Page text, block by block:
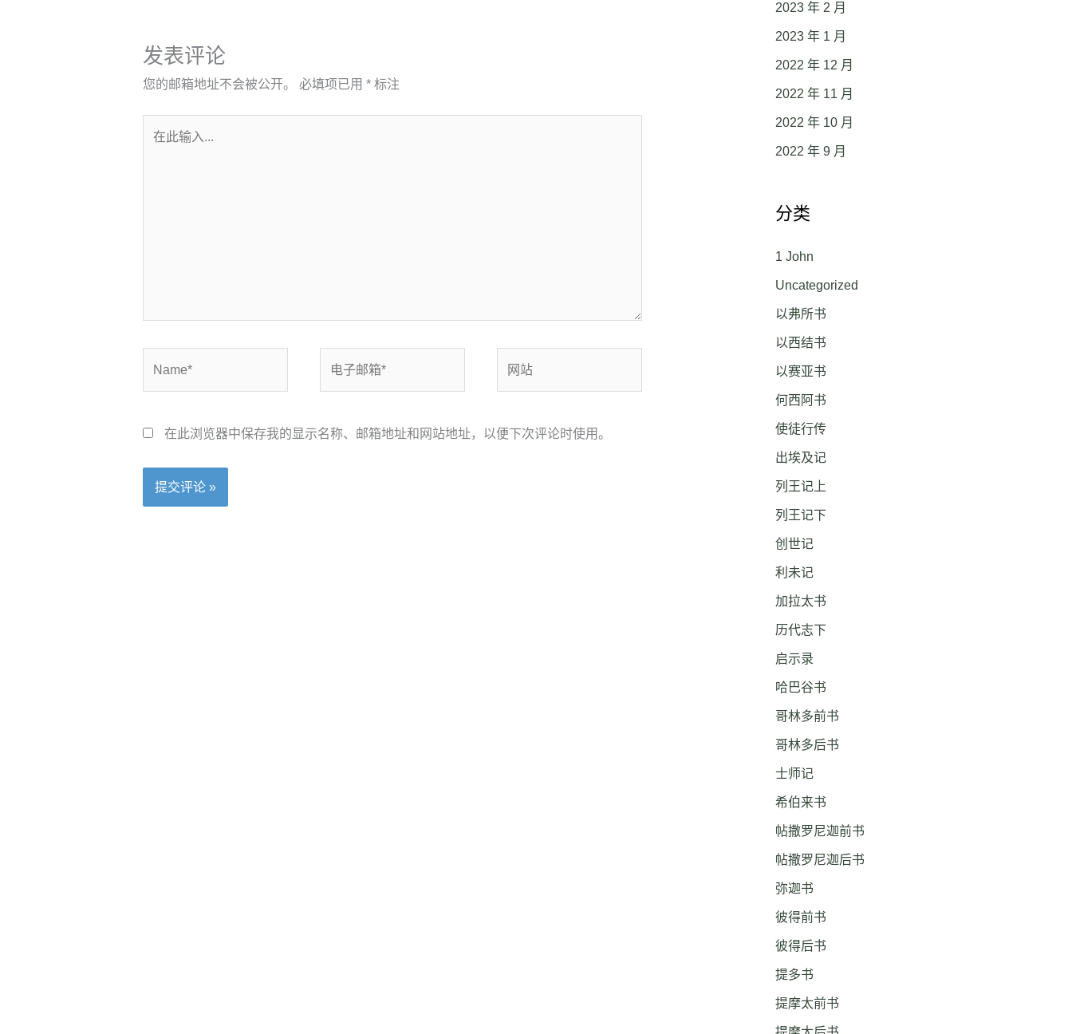
发表评论
您的邮箱地址不会被公开。 必填项已用 *标注
箱
在此浏览器中保存我的显示名称、邮箱地址和网站地址，以便下次评论时使用。
2023 年 2 月
2023 年 1 月
2022 年 12 月
2022 年 11 月
2022 年 10 月
2022 年 9 月
分类
1 John
Uncategorized
以弗所书
以西结书
以赛亚书
何西阿书
使徒行传
出埃及记
列王记上
列王记下
创世记
利未记
加拉太书
历代志下
启示录
哈巴谷书
哥林多前书
哥林多后书
士师记
希伯来书
帖撒罗尼迦前书
帖撒罗尼迦后书
弥迦书
彼得前书
彼得后书
提多书
提摩太前书